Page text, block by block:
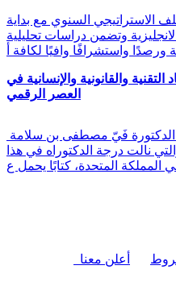
الاستراتيجي السنوي مع بداية
والانجليزية وتضمن دراسات تحليلية
واستشرافًا وافيًا لكافة أ
والقانونية والإنسانية في
العصر الرقمي
نالت درجة الدكتوراه في هذا
المتحدة، كتابًا يحمل ع
أعلن معنا